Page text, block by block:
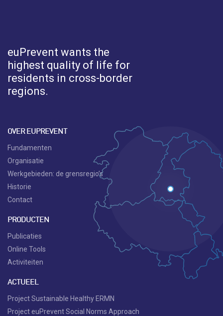
euPrevent wants the
highest quality of life for
residents in cross-border
regions.
OVER EUPREVENT
Fundamenten
Organisatie
Werkgebieden: de grensregio’s
Historie
Contact
PRODUCTEN
Publicaties
Online Tools
Activiteiten
ACTUEEL
Project Sustainable Healthy ERMN
Project euPrevent Social Norms Approach